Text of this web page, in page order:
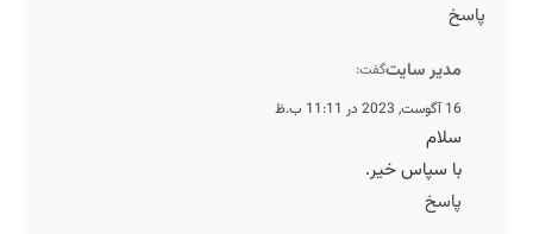
پاسخ
مدیر سایتگفت:
16 آگوست, 2023 در 11:11 ب.ظ
سلام
با سپاس خیر.
پاسخ